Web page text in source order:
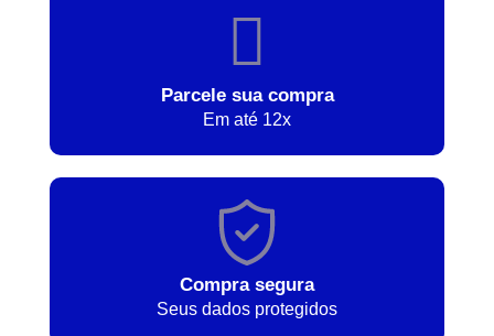
Parcele sua compra
Em até 12x
Compra segura
Seus dados protegidos